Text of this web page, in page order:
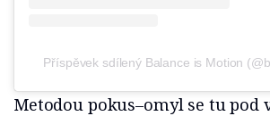
Příspěvek sdílený Balance is Motion
Metodou pokus–omyl se tu pod